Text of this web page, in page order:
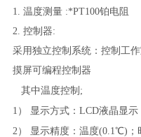
1.
温度测量 :*PT100铂电阻
2. 控制器:
采用独立控制系统：控制工作
摸屏可编程控制器
其中温度控制;
1）
显示方式：LCD液晶显
2）
显示精度：温度(0.1℃)；